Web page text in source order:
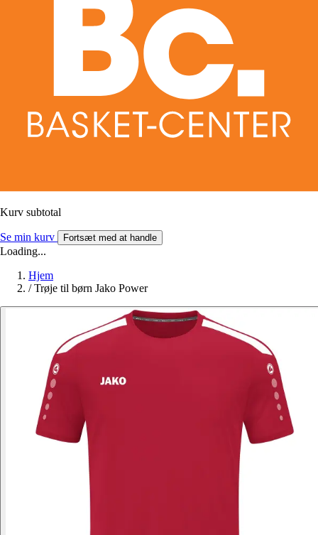
Kurv subtotal
Se min kurv Fortsæt med at handle
Loading...
Hjem
/ Trøje til børn Jako Power